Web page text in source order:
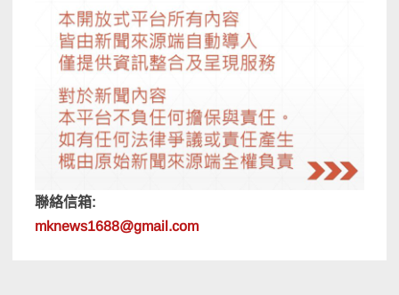
聯絡信箱:
mknews1688@gmail.com